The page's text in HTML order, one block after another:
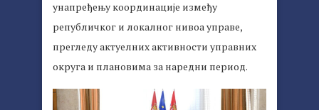
унапређењу координације између
републичког и локалног нивоа управе,
прегледу актуелних активности управних
округа и плановима за наредни период.